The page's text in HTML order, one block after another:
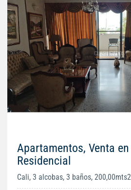
Apartamentos, Venta
Residencial
Cali, 3 alcobas, 3 baños, 200,00mts2